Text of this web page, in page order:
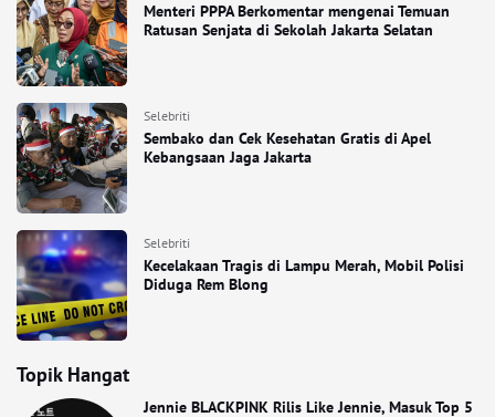
Menteri PPPA Berkomentar mengenai Temuan
Ratusan Senjata di Sekolah Jakarta Selatan
Selebriti
Sembako dan Cek Kesehatan Gratis di Apel
Kebangsaan Jaga Jakarta
Selebriti
Kecelakaan Tragis di Lampu Merah, Mobil Polisi
Diduga Rem Blong
Topik Hangat
Jennie BLACKPINK Rilis Like Jennie, Masuk Top 5